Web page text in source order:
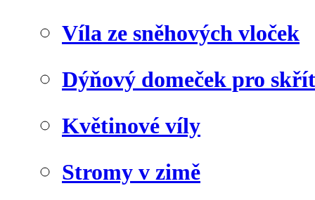
Víla ze sněhových vloček
Dýňový domeček pro
Květinové víly
Stromy v zimě